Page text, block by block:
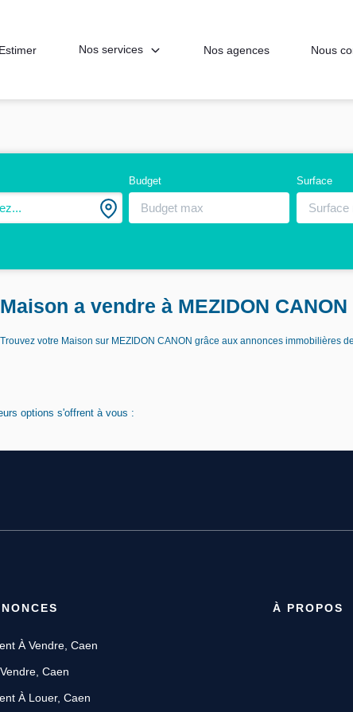
Estimer Nos services Nos agences Nous
Budget Surface
a vendre à MEZIDON CANON
votre Maison sur MEZIDON CANON grâce aux annonces immobilières
options s'offrent à vous :
À Vendre, Caen
Caen
À Louer, Caen
À PROPOS